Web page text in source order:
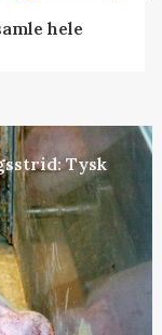
hele
Tysk